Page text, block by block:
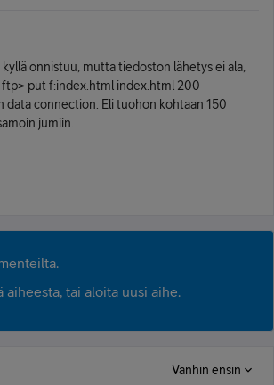
onnistuu, mutta tiedoston lähetys ei ala,
ftp> put f:index.html index.html 200
data connection. Eli tuohon kohtaan 150
jumiin.
tai aloita uusi aihe.
Vanhin ensin